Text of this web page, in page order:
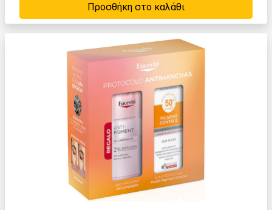
Προσθήκη στο καλάθι